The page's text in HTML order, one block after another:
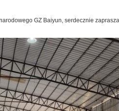
GZ Baiyun, serdecznie